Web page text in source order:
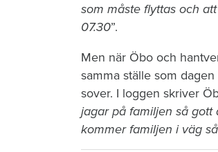
som måste flyttas och
07.30”.
Men när Öbo och
samma ställe som
sover. I loggen skriver
jagar på familjen så gott
kommer familjen i väg